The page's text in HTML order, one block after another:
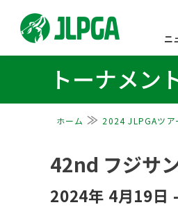
ニ
トーナメン
ホーム 2024 JLPGAツア
42nd フジサ
2024年 4月19日